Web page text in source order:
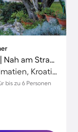
Wohnung mit Terrasse und Grill | Nah am Strand | Haustierfreundlich
Trogir, Gespanschaft Split-Dalmatien, Kroatien
bis zu 6 Personen